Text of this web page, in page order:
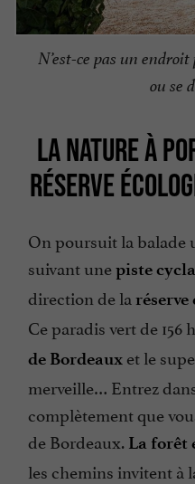
N’est-ce pas un
ou se
LA NATURE À
RÉSERVE
On poursuit la balade
suivant unepiste
direction de la
Ce paradis vert de 156
de Bordeaux et le
merveille… Entrez
complètement que
de Bordeaux. La forêt
les chemins invitent à